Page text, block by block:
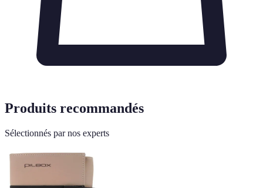
Produits recommandés
Sélectionnés par nos experts